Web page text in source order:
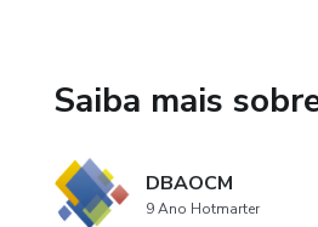
Saiba mais
DBAOCM
9 Ano Hotmarter